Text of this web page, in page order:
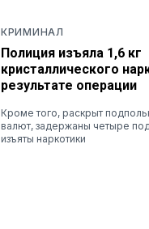
КРИМИНАЛ
Полиция изъяла 1,6 кг
кристаллического
результате операции
Кроме того, раскрыт
валют, задержаны четыре
изъяты наркотики